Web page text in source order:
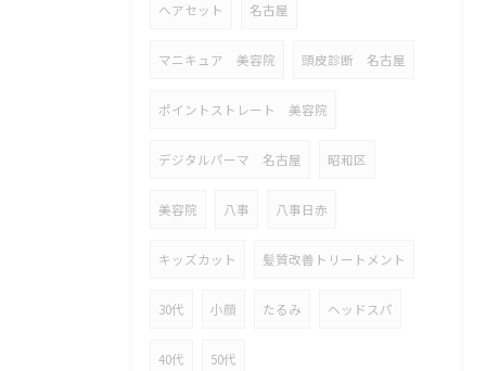
ヘアセット 名古屋
マニキュア 美容院 頭皮診断 名古屋
ポイントストレート 美容院
デジタルパーマ 名古屋 昭和区
美容院 八事 八事日赤
キッズカット 髪質改善トリートメント
30代 小顔 たるみ ヘッドスパ
40代 50代